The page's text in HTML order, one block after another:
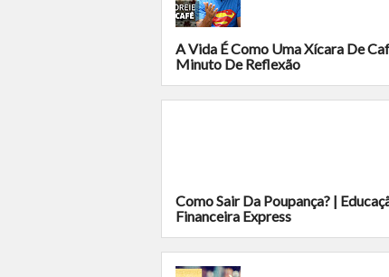
A Vida É Como Uma Xícara De
Minuto De Reflexão
Como Sair Da Poupança? |
Financeira Express